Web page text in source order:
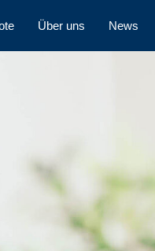
Über uns News